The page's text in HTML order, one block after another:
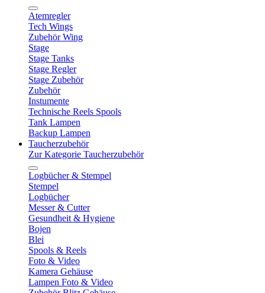
Atemregler
Tech Wings
Zubehör Wing
Stage
Stage Tanks
Stage Regler
Stage Zubehör
Zubehör
Instumente
Technische Reels Spools
Tank Lampen
Backup Lampen
Taucherzubehör
Zur Kategorie Taucherzubehör
Logbücher & Stempel
Stempel
Logbücher
Messer & Cutter
Gesundheit & Hygiene
Bojen
Blei
Spools & Reels
Foto & Video
Kamera Gehäuse
Lampen Foto & Video